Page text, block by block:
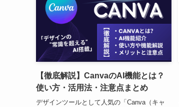
【徹底解説】CanvaのAI機能とは？
使い方・活用法・注意点まとめ
デザインツールとして人気の「Canva（キャ